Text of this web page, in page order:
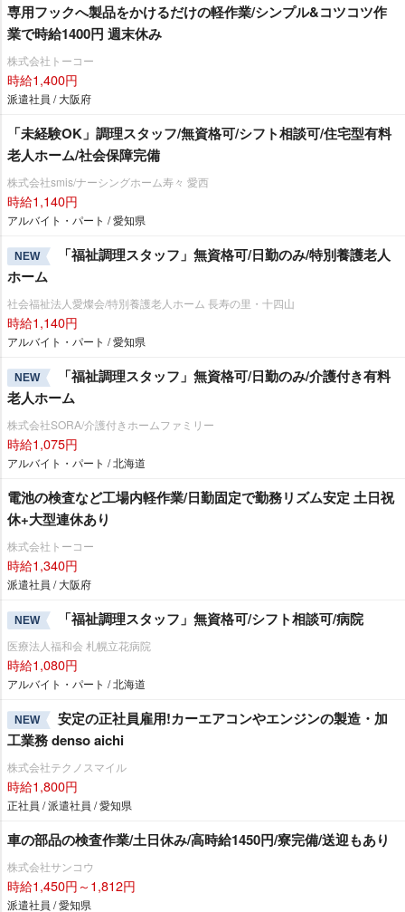
専用フックへ製品をかけるだけの軽作業/シンプル&コツコツ作
業で時給1400円 週末休み
株式会社トーコー
時給1,400円
派遣社員 / 大阪府
「未経験OK」調理スタッフ/無資格可/シフト相談可/住宅型有料
老人ホーム/社会保障完備
株式会社smis/ナーシングホーム寿々 愛西
時給1,140円
アルバイト・パート / 愛知県
NEW
「福祉調理スタッフ」無資格可/日勤のみ/特別養護老人
ホーム
社会福祉法人愛燦会/特別養護老人ホーム 長寿の里・十四山
時給1,140円
アルバイト・パート / 愛知県
NEW
「福祉調理スタッフ」無資格可/日勤のみ/介護付き有料
老人ホーム
株式会社SORA/介護付きホームファミリー
時給1,075円
アルバイト・パート / 北海道
電池の検査など工場内軽作業/日勤固定で勤務リズム安定 土日祝
休+大型連休あり
株式会社トーコー
時給1,340円
派遣社員 / 大阪府
NEW 「福祉調理スタッフ」無資格可/シフト相談可/病院
医療法人福和会 札幌立花病院
時給1,080円
アルバイト・パート / 北海道
NEW
安定の正社員雇用!カーエアコンやエンジンの製造・加
工業務 denso aichi
株式会社テクノスマイル
時給1,800円
正社員 / 派遣社員 / 愛知県
車の部品の検査作業/土日休み/高時給1450円/寮完備/送迎もあり
株式会社サンコウ
時給1,450円～1,812円
派遣社員 / 愛知県